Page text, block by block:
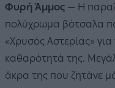
Φυρή Άμμος — Η
πολύχρωμα βότσαλα
«Χρυσός Αστερίας»
καθαρότητά της.
άκρα της που ζητάνε